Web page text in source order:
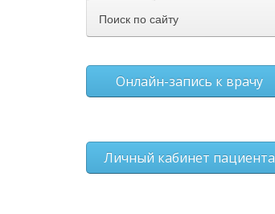
Поиск по сайту
Онлайн-запись к врачу
Личный кабинет пациента